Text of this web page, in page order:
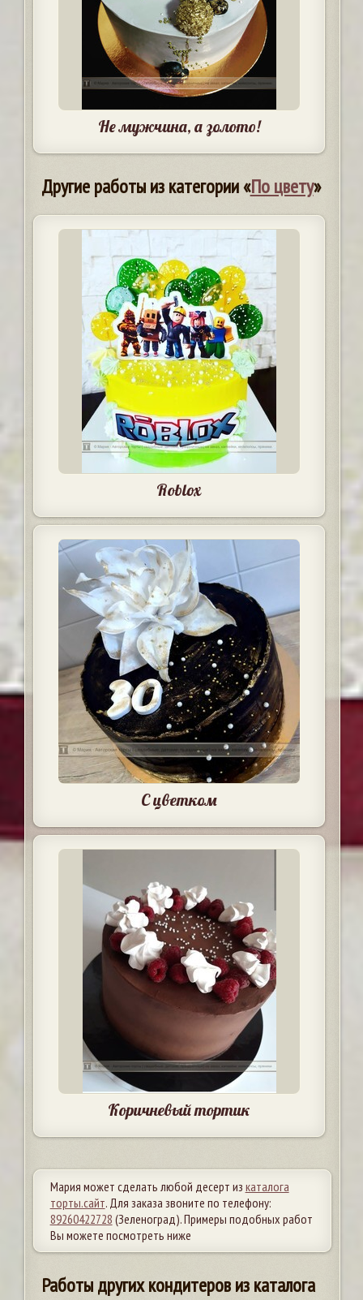
Не мужчина, а золото!
Другие работы из категории «По цвету»
Roblox
С цветком
Коричневый тортик
Мария может сделать любой десерт из каталога
торты.сайт. Для заказа звоните по телефону:
89260422728 (Зеленоград). Примеры подобных работ
Вы можете посмотреть ниже
Работы других кондитеров из каталога